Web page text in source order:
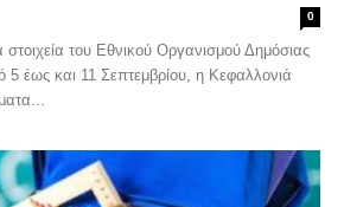
0
του Εθνικού Οργανισμού Δημόσιας
5 έως και 11 Σεπτεμβρίου, η Κεφαλλονιά